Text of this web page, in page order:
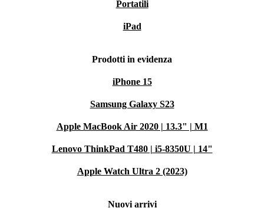
Portatili
iPad
Prodotti in evidenza
iPhone 15
Samsung Galaxy S23
Apple MacBook Air 2020 | 13.3" | M1
Lenovo ThinkPad T480 | i5-8350U | 14"
Apple Watch Ultra 2 (2023)
Nuovi arrivi